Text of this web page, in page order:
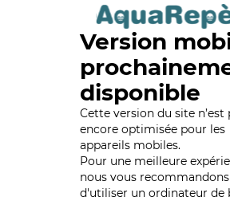
Version
disponible
Cette version du site n’est
encore optimisée pour les
appareils mobiles.
Pour une meilleure
nous vous recommandons
d'utiliser un ordinateur de